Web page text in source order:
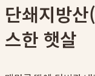
단쇄지방
스한 햇살